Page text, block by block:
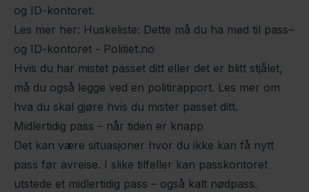
og ID-kontoret.
Les mer her: Huskeliste: Dette må du ha med til pass–
og ID-kontoret - Politiet.no
Hvis du har mistet passet ditt eller det er blitt stjålet,
må du også legge ved en politirapport. Les mer om
hva du skal gjøre hvis du mister passet ditt.
Midlertidig pass – når tiden er knapp
Det kan være situasjoner hvor du ikke kan få nytt
pass før avreise. I slike tilfeller kan passkontoret
utstede et midlertidig pass – også kalt nødpass.